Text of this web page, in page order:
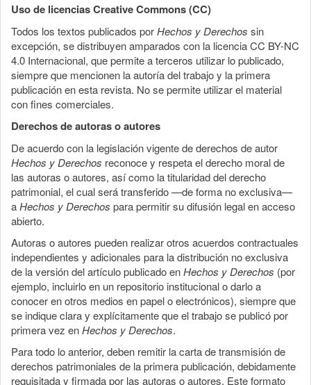
Uso de licencias Creative Commons (CC)
Todos los textos publicados porHechos y Derechos sin
excepción, se distribuyen amparados con la licencia CC BY-NC
4.0 Internacional, que permite a terceros utilizar lo publicado,
siempre que mencionen la autoría del trabajo y la primera
publicación en esta revista. No se permite utilizar el material
con fines comerciales.
Derechos de autoras o autores
De acuerdo con la legislación vigente de derechos de autor
Hechos y Derechos reconoce y respeta el derecho moral de
las autoras o autores, así como la titularidad del derecho
patrimonial, el cual será transferido —de forma no exclusiva—
aHechos y Derechos para permitir su difusión legal en acceso
abierto.
Autoras o autores pueden realizar otros acuerdos contractuales
independientes y adicionales para la distribución no exclusiva
de la versión del artículo publicado enHechos y Derechos (por
ejemplo, incluirlo en un repositorio institucional o darlo a
conocer en otros medios en papel o electrónicos), siempre que
se indique clara y explícitamente que el trabajo se publicó por
primera vez enHechos y Derechos.
Para todo lo anterior, deben remitir la carta de transmisión de
derechos patrimoniales de la primera publicación, debidamente
requisitada y firmada por las autoras o autores. Este formato